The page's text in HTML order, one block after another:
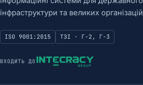
інфраструктури та великих
ISO 9001:2015 ТЗІ · Г-2, Г-3
ВХОДИТЬ ДО